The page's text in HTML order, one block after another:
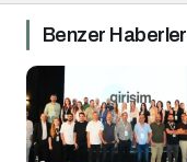
Benzer Haberler